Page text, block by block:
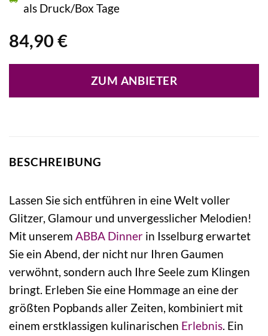
84,90 €
als Druck/Box Tage
ZUM ANBIETER
BESCHREIBUNG
Lassen Sie sich entführen in eine Welt voller
Glitzer, Glamour und unvergesslicher Melodien!
Mit unserem ABBA Dinner in Isselburg erwartet
Sie ein Abend, der nicht nur Ihren Gaumen
verwöhnt, sondern auch Ihre Seele zum Klingen
bringt. Erleben Sie eine Hommage an eine der
größten Popbands aller Zeiten, kombiniert mit
einem erstklassigen kulinarischen Erlebnis. Ein